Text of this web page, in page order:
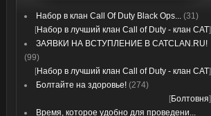
Набор в клан Call Of Duty Black Ops... (31)
[Набор в лучший клан Call of Duty - клан CAT]
ЗАЯВКИ НА ВСТУПЛЕНИЕ В CATCLAN.RU!
(99)
[Набор в лучший клан Call of Duty - клан CAT]
Болтайте на здоровье! (274)
[Болтовня]
Время, которое удобно для проведени...